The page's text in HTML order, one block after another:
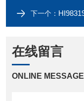
下一个： HI98319
在线留言
ONLINE MESSAGE